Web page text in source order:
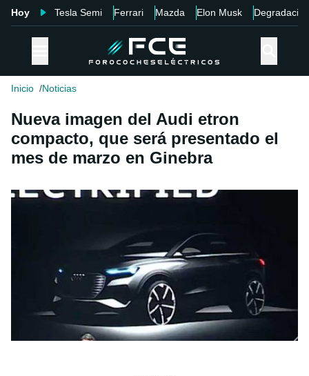
Hoy Tesla Semi Ferrari Mazda Elon Musk Degradación
Inicio Noticias
Nueva imagen del Audi etron
compacto, que será presentado el
mes de marzo en Ginebra